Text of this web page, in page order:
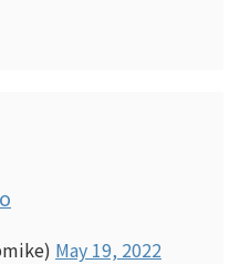
May 19, 2022